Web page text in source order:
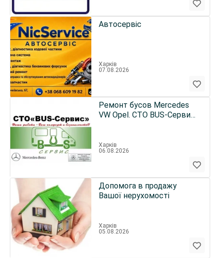
Автосервіс
Харків
07.08.2026
Ремонт бусов Mercedes
VW Opel. СТО BUS-Сервис
Харків
06.08.2026
Допомога в продажу
Вашої нерухомості
Харків
05.08.2026